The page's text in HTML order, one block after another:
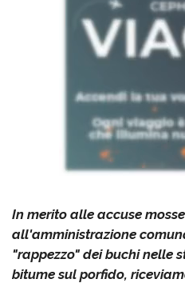
In merito alle accuse
all'amministrazione
"rappezzo" dei buchi nelle
bitume sul porfido,